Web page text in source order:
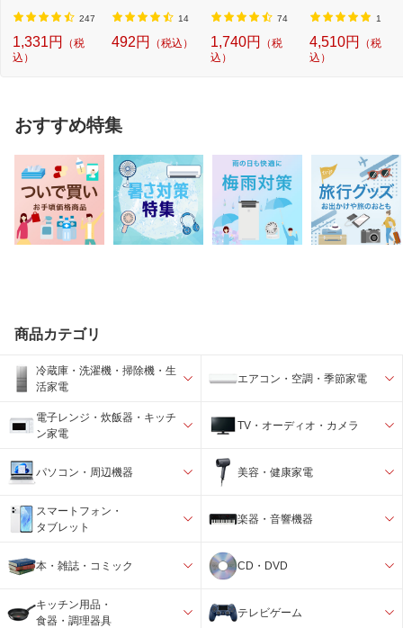
濯...
247
1,331円
（税
込）
_...
14
492円 （税込）
系...
74
1,740円
（税
込）
1
4,510円
（税
込）
おすすめ特集
商品カテゴリ
冷蔵庫・洗濯機・掃除機・生
活家電
エアコン・空調・季節家電
電子レンジ・炊飯器・キッチ
ン家電
TV・オーディオ・カメラ
パソコン・周辺機器 美容・健康家電
スマートフォン・
タブレット
楽器・音響機器
本・雑誌・コミック CD・DVD
キッチン用品・
食器・調理器具
テレビゲーム